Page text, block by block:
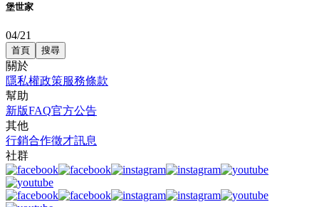
堡世家
04/21
首頁 搜尋
關於
隱私權政策服務條款
幫助
新版FAQ官方公告
其他
行銷合作徵才訊息
社群